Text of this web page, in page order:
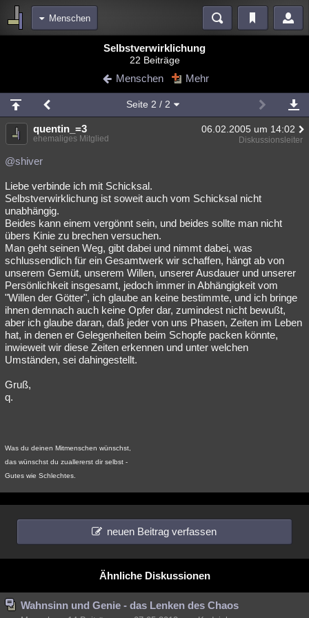
Menschen
Blogs
Chat Wiki Neuigkeiten
meine Rubriken
Menschen Wissenschaft Mystery Kriminalfälle
Spiritualität
Natur Umfragen Unterhaltung
weitere Rubriken
Philosophie Träume Orte Esoterik Literatur
Astronomie Helpdesk Gruppen Gaming Filme
Musik Clash Verbesserungen Allmystery English
Übersichten
Besucht Teilgenommen Alle Neue Geschlossen
Lesenswert Schlüsselwörter
Selbstverwirklichung
22 Beiträge
Menschen Mehr
Seite 2 / 2
quentin_=3 06.02.2005 um 14:02
ehemaliges Mitglied Diskussionsleiter
@shiver
Liebe verbinde ich mit Schicksal.
Selbstverwirklichung ist soweit auch vom Schicksal nicht
unabhängig.
Beides kann einem vergönnt sein, und beides sollte man nicht
übers Kinie zu brechen versuchen.
Man geht seinen Weg, gibt dabei und nimmt dabei, was
schlussendlich für ein Gesamtwerk wir schaffen, hängt ab von
unserem Gemüt, unserem Willen, unserer Ausdauer und unserer
Persönlichkeit insgesamt, jedoch immer in Abhängigkeit vom
"Willen der Götter", ich glaube an keine bestimmte, und ich bringe
ihnen demnach auch keine Opfer dar, zumindest nicht bewußt,
aber ich glaube daran, daß jeder von uns Phasen, Zeiten im Leben
hat, in denen er Gelegenheiten beim Schopfe packen könnte,
inwieweit wir diese Zeiten erkennen und unter welchen
Umständen, sei dahingestellt.
Gruß,
q.
Was du deinen Mitmenschen wünschst,
das wünschst du zuallererst dir selbst -
Gutes wie Schlechtes.
neuen Beitrag verfassen
Ähnliche Diskussionen
Wahnsinn und Genie - das Lenken des Chaos